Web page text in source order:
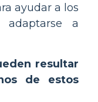
ayudar a los
a
resultar
de estos